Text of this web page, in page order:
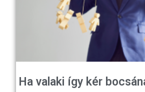
Ha valaki így kér